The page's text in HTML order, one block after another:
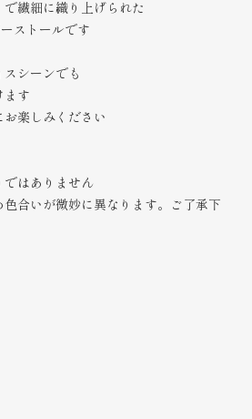
繊細に織り上げられた
ーストールです
シーンでも
ます
お楽しみください
はありません
合いが微妙に異なります。ご了承下